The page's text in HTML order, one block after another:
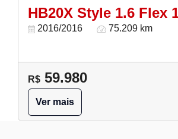
HB20X Style 1.6 Flex
2016/2016 75.209 km
R$ 59.980
Ver mais